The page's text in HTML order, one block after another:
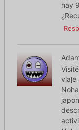
hay
viaje